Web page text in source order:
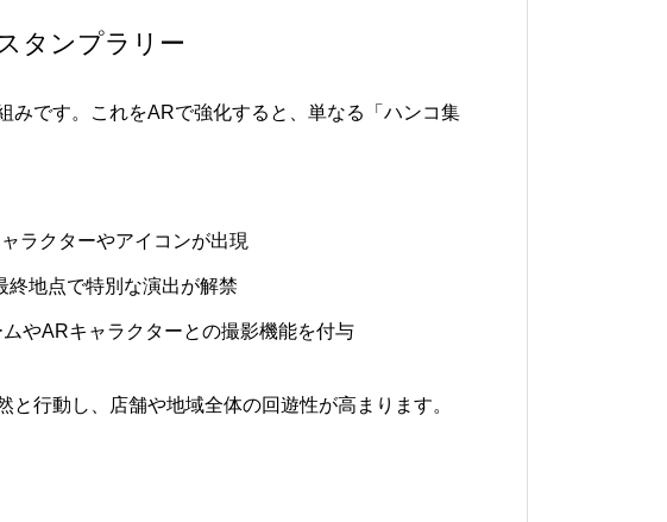
タンプラリー
みです。これをARで強化すると、単なる「ハンコ集
ラクターやアイコンが出現
終地点で特別な演出が解禁
やARキャラクターとの撮影機能を付与
行動し、店舗や地域全体の回遊性が高まります。